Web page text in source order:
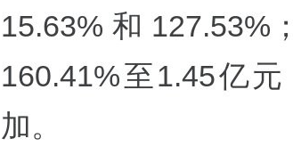
15.63%和
160.41%至1.45亿
加。